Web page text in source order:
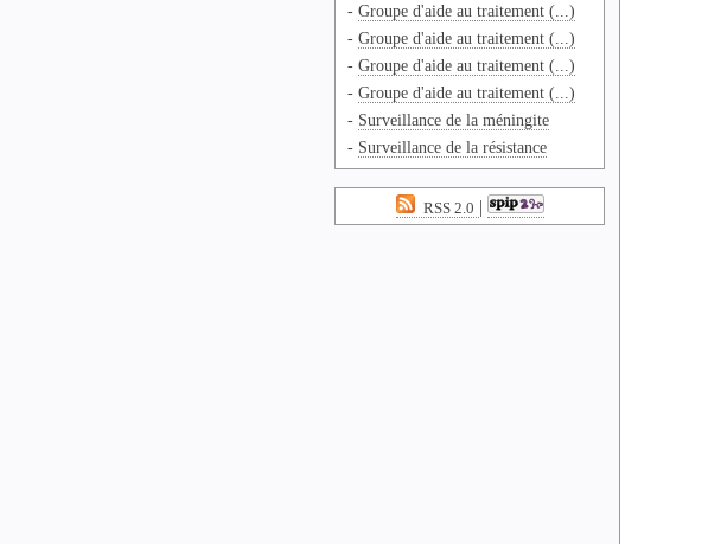
- Groupe d'aide au traitement (...)
- Groupe d'aide au traitement (...)
- Groupe d'aide au traitement (...)
- Groupe d'aide au traitement (...)
- Surveillance de la méningite
- Surveillance de la résistance
RSS 2.0 |